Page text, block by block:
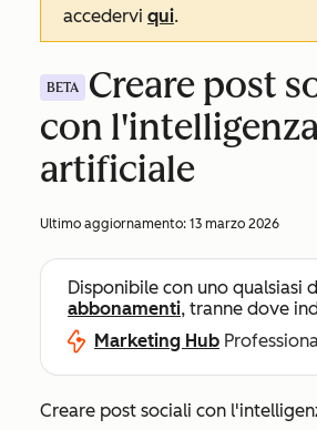
accedervi qui.
BETA
Creare post
con l'intelligenza
artificiale
Ultimo aggiornamento: 13 marzo 2026
Disponibile con uno qualsiasi
abbonamenti, tranne dove
Marketing Hub
Creare post sociali con